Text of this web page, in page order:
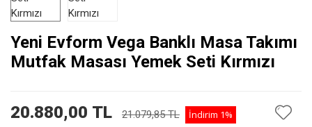
Yeni Evform Vega Banklı Masa Takımı
Mutfak Masası Yemek Seti Kırmızı
20.880,00 TL 21.079,85 TL İndirim 1%